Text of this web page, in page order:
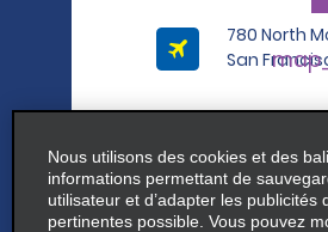
780 North
San
6
San Francisco –
Center
Nous utilisons des cookies et des
informations permettant de
utilisateur et d’adapter les publicités
pertinentes possible. Vous pouvez